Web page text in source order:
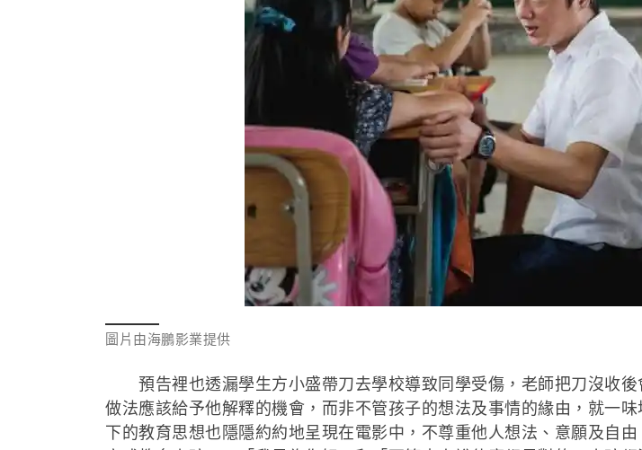
圖片由海鵬影業提供
預告裡也透漏學生方小盛帶刀去學校導致同學受傷，老師把刀沒收
做法應該給予他解釋的機會，而非不管孩子的想法及事情的緣由，就一
下的教育思想也隱隱約約地呈現在電影中，不尊重他人想法、意願及自